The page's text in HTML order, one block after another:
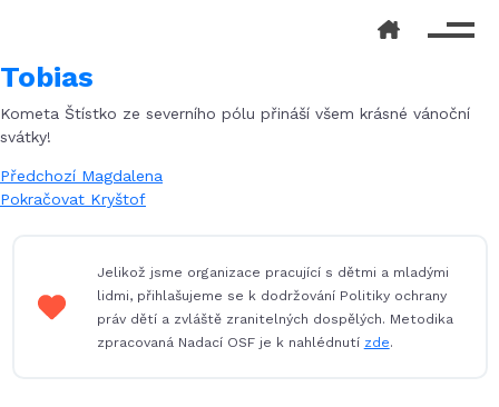
Tobias
Kometa Štístko ze severního pólu přináší všem krásné vánoční
svátky!
Navigace
pro
Předchozí Předchozí
příspěvek:
Magdalena
Pokračovat Následující
Kryštof
Jelikož jsme organizace pracující s dětmi a mladými
lidmi, přihlašujeme se k dodržování Politiky ochrany
práv dětí a zvláště zranitelných dospělých. Metodika
zpracovaná Nadací OSF je k nahlédnutí zde.